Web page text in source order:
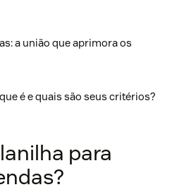
a união que aprimora os
é e quais são seus critérios?
para